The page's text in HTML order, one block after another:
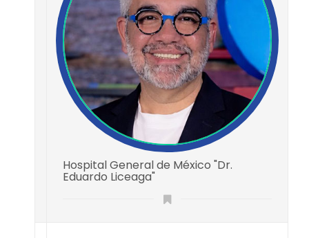
Hospital General de México "Dr.
Eduardo Liceaga"